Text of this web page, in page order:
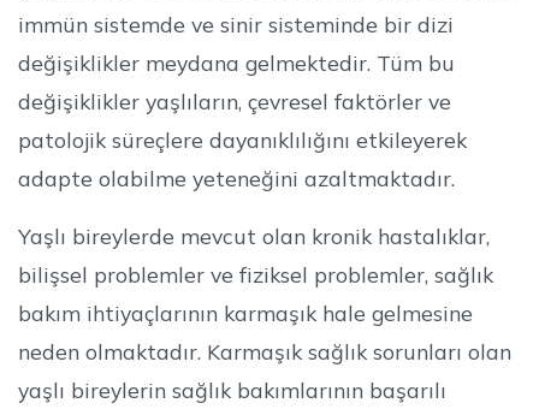
immün sistemde ve sinir sisteminde bir dizi
değişiklikler meydana gelmektedir. Tüm bu
değişiklikler yaşlıların, çevresel faktörler ve
patolojik süreçlere dayanıklılığını etkileyerek
adapte olabilme yeteneğini azaltmaktadır.
Yaşlı bireylerde mevcut olan kronik hastalıklar,
bilişsel problemler ve fiziksel problemler, sağlık
bakım ihtiyaçlarının karmaşık hale gelmesine
neden olmaktadır. Karmaşık sağlık sorunları olan
yaşlı bireylerin sağlık bakımlarının başarılı